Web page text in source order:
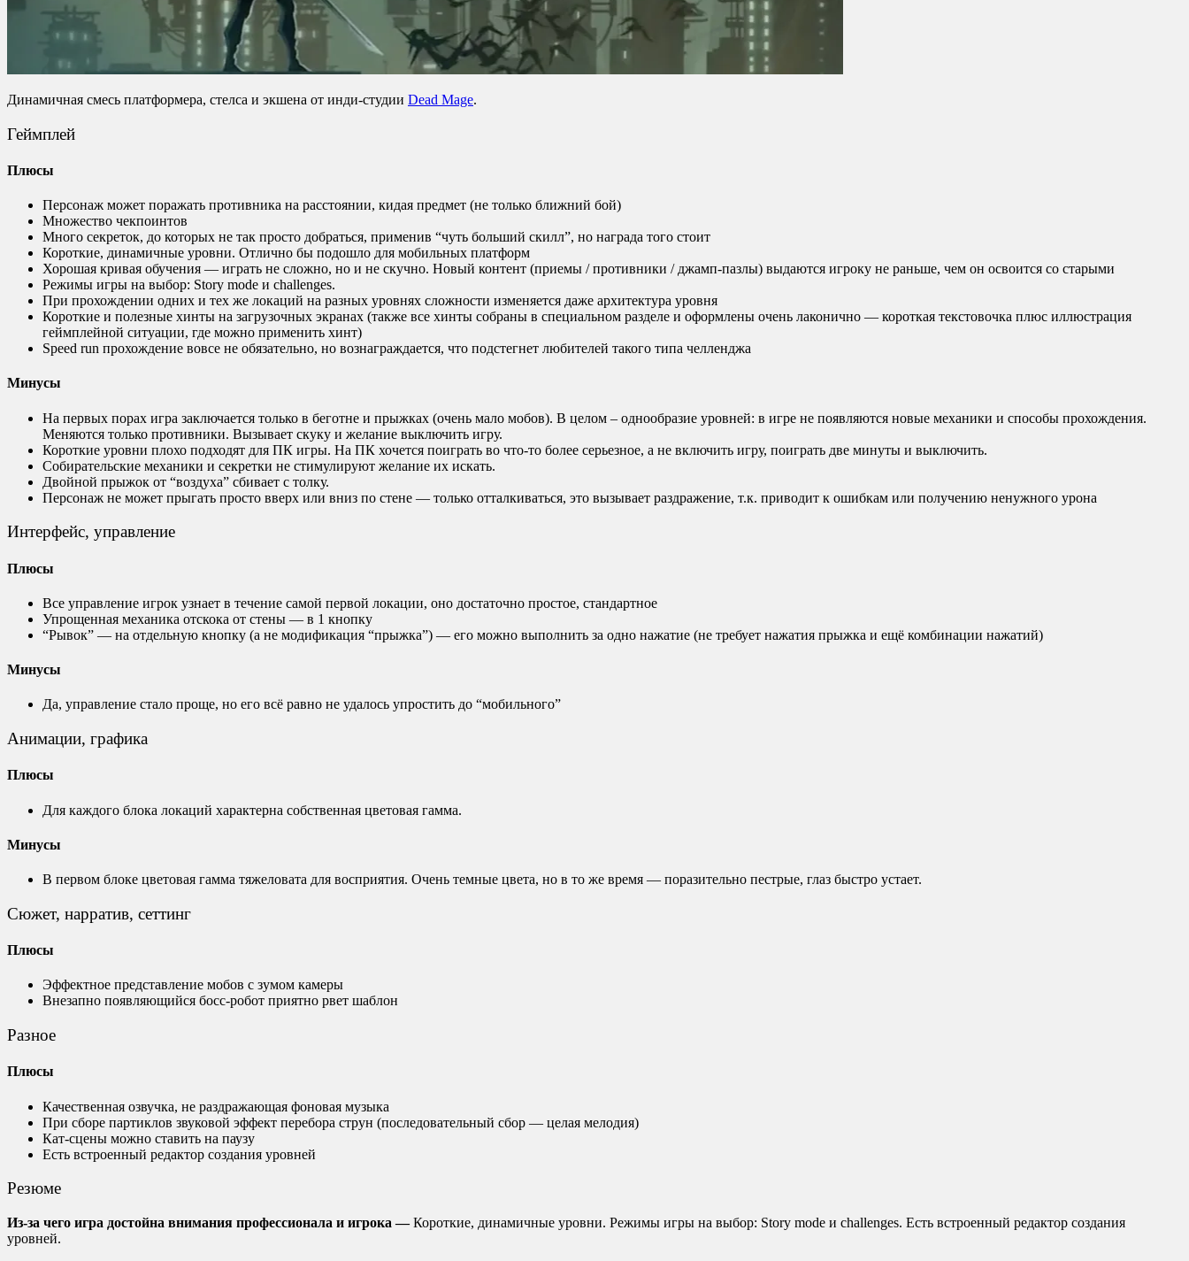
Динамичная смесь платформера, стелса и экшена от инди-студии Dead Mage.
Геймплей
Плюсы
Персонаж может поражать противника на расстоянии, кидая предмет (не только ближний бой)
Множество чекпоинтов
Много секреток, до которых не так просто добраться, применив “чуть больший скилл”, но награда того стоит
Короткие, динамичные уровни. Отлично бы подошло для мобильных платформ
Хорошая кривая обучения — играть не сложно, но и не скучно. Новый контент (приемы / противники / джамп-пазлы) выдаются игроку не раньше, чем он освоится со старыми
Режимы игры на выбор: Story mode и challenges.
При прохождении одних и тех же локаций на разных уровнях сложности изменяется даже архитектура уровня
Короткие и полезные хинты на загрузочных экранах (также все хинты собраны в специальном разделе и оформлены очень лаконично — короткая текстовочка плюс иллюстрация
геймплейной ситуации, где можно применить хинт)
Speed run прохождение вовсе не обязательно, но вознаграждается, что подстегнет любителей такого типа челленджа
Минусы
На первых порах игра заключается только в беготне и прыжках (очень мало мобов). В целом – однообразие уровней: в игре не появляются новые механики и способы прохождения.
Меняются только противники. Вызывает скуку и желание выключить игру.
Короткие уровни плохо подходят для ПК игры. На ПК хочется поиграть во что-то более серьезное, а не включить игру, поиграть две минуты и выключить.
Собирательские механики и секретки не стимулируют желание их искать.
Двойной прыжок от “воздуха” сбивает с толку.
Персонаж не может прыгать просто вверх или вниз по стене — только отталкиваться, это вызывает раздражение, т.к. приводит к ошибкам или получению ненужного урона
Интерфейс, управление
Плюсы
Все управление игрок узнает в течение самой первой локации, оно достаточно простое, стандартное
Упрощенная механика отскока от стены — в 1 кнопку
“Рывок” — на отдельную кнопку (а не модификация “прыжка”) — его можно выполнить за одно нажатие (не требует нажатия прыжка и ещё комбинации нажатий)
Минусы
Да, управление стало проще, но его всё равно не удалось упростить до “мобильного”
Анимации, графика
Плюсы
Для каждого блока локаций характерна собственная цветовая гамма.
Минусы
В первом блоке цветовая гамма тяжеловата для восприятия. Очень темные цвета, но в то же время — поразительно пестрые, глаз быстро устает.
Сюжет, нарратив, сеттинг
Плюсы
Эффектное представление мобов с зумом камеры
Внезапно появляющийся босс-робот приятно рвет шаблон
Разное
Плюсы
Качественная озвучка, не раздражающая фоновая музыка
При сборе партиклов звуковой эффект перебора струн (последовательный сбор — целая мелодия)
Кат-сцены можно ставить на паузу
Есть встроенный редактор создания уровней
Резюме
Из-за чего игра достойна внимания профессионала и игрока —Короткие, динамичные уровни. Режимы игры на выбор: Story mode и challenges. Есть встроенный редактор создания
уровней.